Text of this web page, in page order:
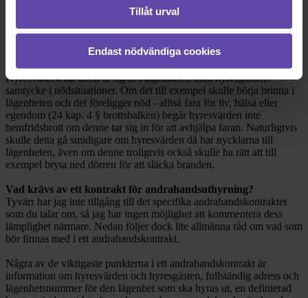
Tillåt urval
Endast nödvändiga cookies
bruka den. Det innebär att hyresvärden inte bara kan låsa upp och
klampa in hur som helst, detta skulle utgöra hemfridsbrott (4 kap. 6
brottsbalken). För att hyresvärden ska få tillträda lägenheten måste
om hyresvärden skulle ha nycklarna till den.
Hyresvärden får dock ta sig in i lägenheten utan hyresgästens
samtycke i nödsituationer. Om det till exempel skulle börja brinna i
lägenheten och det föreligger nöd - alltså fara för liv, hälsa eller
egendom (24 kap. 4 § brottsbalken) begår hyresvärden inte
hemfridsbrott om denne tar sig in för att avhjälpa faran. Naturligtvis
skulle detta gå smidigare om hyresvärden då har nycklarna till
lägenheten, även om denne troligtvis också skulle ha rätt att till
exempel bryta ned dörren för att släcka branden.
Vad krävs av ett kontrakt för andrahandsuthyrning?
Tyvärr har jag inte tillgång till det specifika andrahandskontraktet
som du talar om, så jag har ingen möjlighet att kommentera dess
lämplighet närmare. Nedan följer dock lite allmänna råd om vad som
bör finnas med i ett andrahandskontrakt.
Några av de viktigaste punkterna i ett andrahandskontrakt är
information om hyresvärden och hyresgästen, fullständig adress och
lägenhetsnummer för den lägenhet som ska hyras ut, en definierad